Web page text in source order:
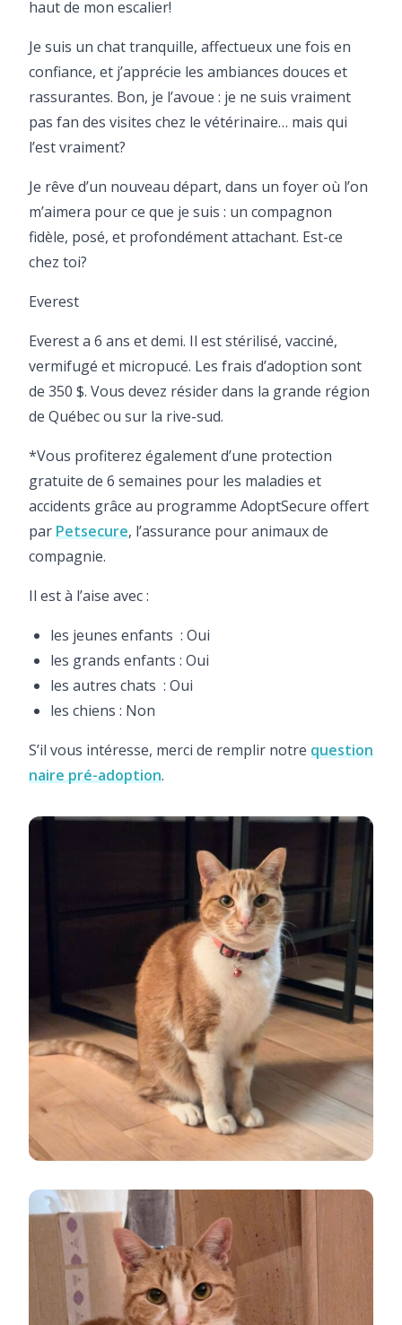
haut de mon escalier!
Je suis un chat tranquille, affectueux une fois en
confiance, et j’apprécie les ambiances douces et
rassurantes. Bon, je l’avoue : je ne suis vraiment
pas fan des visites chez le vétérinaire… mais qui
l’est vraiment?
Je rêve d’un nouveau départ, dans un foyer où l’on
m’aimera pour ce que je suis : un compagnon
fidèle, posé, et profondément attachant. Est-ce
chez toi?
Everest
Everest a 6 ans et demi. Il est stérilisé, vacciné,
vermifugé et micropucé. Les frais d’adoption sont
de 350 $. Vous devez résider dans la grande région
de Québec ou sur la rive-sud.
*Vous profiterez également d’une protection
gratuite de 6 semaines pour les maladies et
accidents grâce au programme AdoptSecure offert
parPetsecure, l’assurance pour animaux de
compagnie.
Il est à l’aise avec :
les jeunes enfants : Oui
les grands enfants : Oui
les autres chats : Oui
les chiens : Non
S’il vous intéresse, merci de remplir notre question
naire pré-adoption.